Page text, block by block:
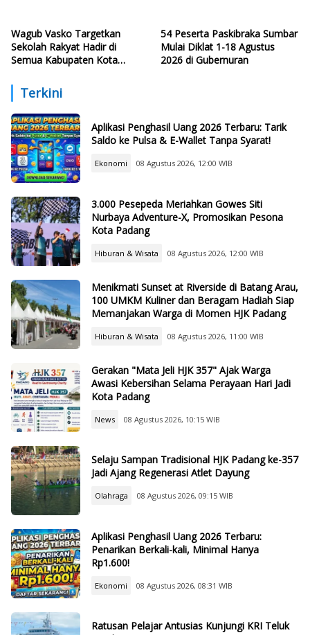
Wagub Vasko Targetkan
Sekolah Rakyat Hadir di
Semua Kabupaten Kota
54 Peserta Paskibraka Sumbar
Mulai Diklat 1-18 Agustus
2026 di Gubernuran
Terkini
Aplikasi Penghasil Uang 2026 Terbaru: Tarik
Saldo ke Pulsa & E-Wallet Tanpa Syarat!
Ekonomi 08 Agustus 2026, 12:00 WIB
3.000 Pesepeda Meriahkan Gowes Siti
Nurbaya Adventure-X, Promosikan Pesona
Kota Padang
Hiburan & Wisata 08 Agustus 2026, 12:00 WIB
Menikmati Sunset at Riverside di Batang Arau,
100 UMKM Kuliner dan Beragam Hadiah Siap
Memanjakan Warga di Momen HJK Padang
Hiburan & Wisata 08 Agustus 2026, 11:00 WIB
Gerakan "Mata Jeli HJK 357" Ajak Warga
Awasi Kebersihan Selama Perayaan Hari Jadi
Kota Padang
News 08 Agustus 2026, 10:15 WIB
Selaju Sampan Tradisional HJK Padang ke-357
Jadi Ajang Regenerasi Atlet Dayung
Olahraga 08 Agustus 2026, 09:15 WIB
Aplikasi Penghasil Uang 2026 Terbaru:
Penarikan Berkali-kali, Minimal Hanya
Rp1.600!
Ekonomi 08 Agustus 2026, 08:31 WIB
Ratusan Pelajar Antusias Kunjungi KRI Teluk